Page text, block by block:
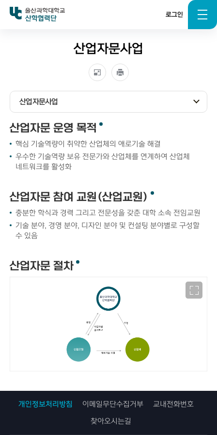
로그인
산학협력단
산업자문사업
산업자문사업
산업자문 운영 목적
핵심 기술역량이 취약한 산업체의 애로기술 해결
우수한 기술역량 보유 전문가와 산업체를 연계하여 산업체
네트워크를 활성화
산업자문 참여 교원(산업교원)
충분한 학식과 경력 그리고 전문성을 갖춘 대학 소속 전임교원
기술 분야, 경영 분야, 디자인 분야 및 컨설팅 분야별로 구성할
수 있음
산업자문 절차
개인정보처리방침 이메일무단수집거부 교내전화번호
찾아오시는길